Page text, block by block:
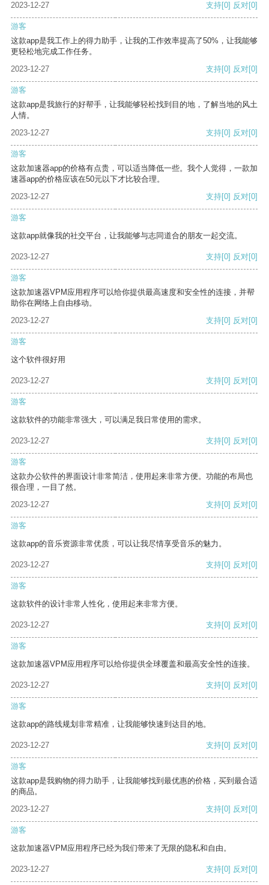
2023-12-27 支持[0] 反对[0]
游客
这款app是我工作上的得力助手，让我的工作效率提高了50%，让我能够
更轻松地完成工作任务。
2023-12-27
支持[0] 反对[0]
游客
这款app是我旅行的好帮手，让我能够轻松找到目的地，了解当地的风土
人情。
2023-12-27
支持[0] 反对[0]
游客
这款加速器app的价格有点贵，可以适当降低一些。我个人觉得，一款加
速器app的价格应该在50元以下才比较合理。
2023-12-27
支持[0] 反对[0]
游客
这款app就像我的社交平台，让我能够与志同道合的朋友一起交流。
2023-12-27 支持[0] 反对[0]
游客
这款加速器VPM应用程序可以给你提供最高速度和安全性的连接，并帮
助你在网络上自由移动。
2023-12-27
支持[0] 反对[0]
游客
这个软件很好用
2023-12-27 支持[0] 反对[0]
游客
这款软件的功能非常强大，可以满足我日常使用的需求。
2023-12-27 支持[0] 反对[0]
游客
这款办公软件的界面设计非常简洁，使用起来非常方便。功能的布局也
很合理，一目了然。
2023-12-27
支持[0] 反对[0]
游客
这款app的音乐资源非常优质，可以让我尽情享受音乐的魅力。
2023-12-27 支持[0] 反对[0]
游客
这款软件的设计非常人性化，使用起来非常方便。
2023-12-27 支持[0] 反对[0]
游客
这款加速器VPM应用程序可以给你提供全球覆盖和最高安全性的连接。
2023-12-27 支持[0] 反对[0]
游客
这款app的路线规划非常精准，让我能够快速到达目的地。
2023-12-27 支持[0] 反对[0]
游客
这款app是我购物的得力助手，让我能够找到最优惠的价格，买到最合适
的商品。
2023-12-27
支持[0] 反对[0]
游客
这款加速器VPM应用程序已经为我们带来了无限的隐私和自由。
2023-12-27 支持[0] 反对[0]